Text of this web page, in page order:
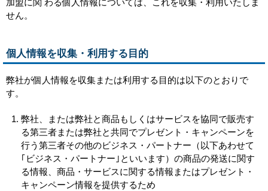
加盟に関 わる個人情報については、これを収集・利用いたしま
せん。
個人情報を収集・利用する目的
弊社が個人情報を収集または利用する目的は以下のとおりで
す。
弊社、または弊社と商品もしくはサービスを協同で販売す
る第三者または弊社と共同でプレゼント・キャンペーンを
行う第三者その他のビジネス・パートナー（以下あわせて
｢ビジネス・パートナー｣といいます）の商品の発送に関す
る情報、商品・サービスに関する情報またはプレゼント・
キャンペーン情報を提供するため